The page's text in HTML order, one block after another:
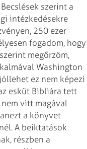
szerint a
intézkedésekre
250 ezer
fogadom, hogy
megőrzöm,
Washington
ez nem képezi
esküt Bibliára tett
vitt magával
a könyvet
A beiktatások
részben a